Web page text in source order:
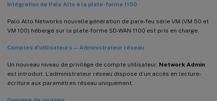
Intégration de Palo Alto à la plate-forme 1100
Palo Alto Networks nouvelle génération de pare-feu série VM (VM 50 et
VM 100) hébergé sur la plate-forme SD-WAN 1100 est pris en charge.
Comptes d’utilisateurs — Administrateur réseau
Un nouveau niveau de privilège de compte utilisateur, Network Admin
est introduit. L’administrateur réseau dispose d’un accès en lecture-
écriture aux paramètres réseau uniquement.